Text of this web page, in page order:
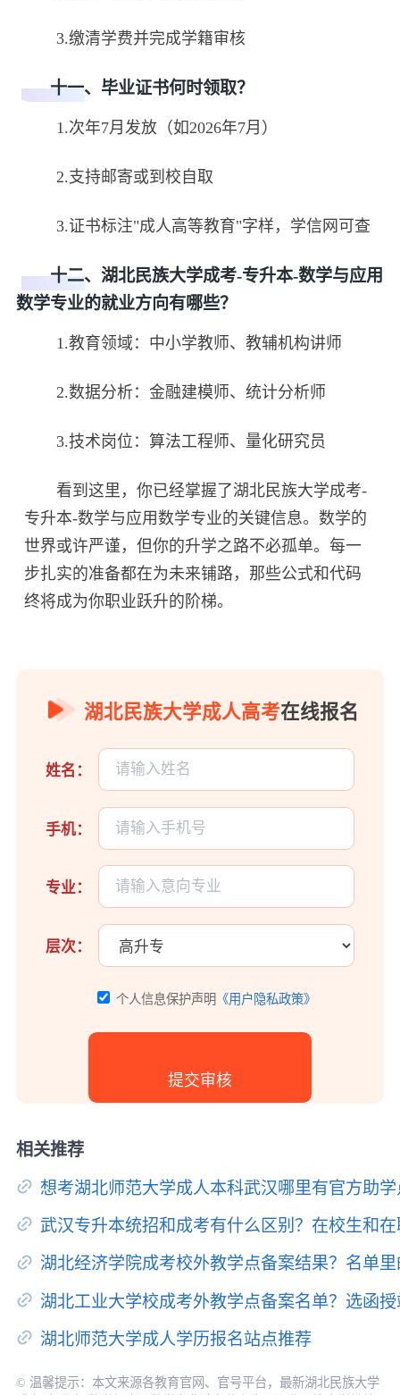
3.缴清学费并完成学籍审核
十一、毕业证书何时领取？
1.次年7月发放（如2026年7月）
2.支持邮寄或到校自取
3.证书标注"成人高等教育"字样，学信网可查
十二、湖北民族大学成考-专升本-数学与应用
数学专业的就业方向有哪些？
1.教育领域：中小学教师、教辅机构讲师
2.数据分析：金融建模师、统计分析师
3.技术岗位：算法工程师、量化研究员
看到这里，你已经掌握了湖北民族大学成考-
专升本-数学与应用数学专业的关键信息。数学的
世界或许严谨，但你的升学之路不必孤单。每一
步扎实的准备都在为未来铺路，那些公式和代码
终将成为你职业跃升的阶梯。
湖北民族大学成人高考在线报名
姓名：
手机：
专业：
层次：
个人信息保护声明 《用户隐私政策》
相关推荐
想考湖北师范大学成人本科武汉哪里有官方助
武汉专升本统招和成考有什么区别？在校生和
湖北经济学院成考校外教学点备案结果？名单
湖北工业大学校成考外教学点备案名单？选函
湖北师范大学成人学历报名站点推荐
© 温馨提示：本文来源各教育官网、官号平台，最新湖北民族大学